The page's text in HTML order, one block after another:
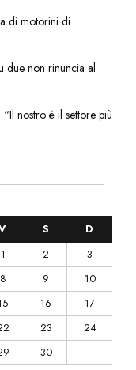
di motorini di
due non rinuncia al
nostro è il settore più
S
D
1
2
3
8 9
10
16
17
23
24
30